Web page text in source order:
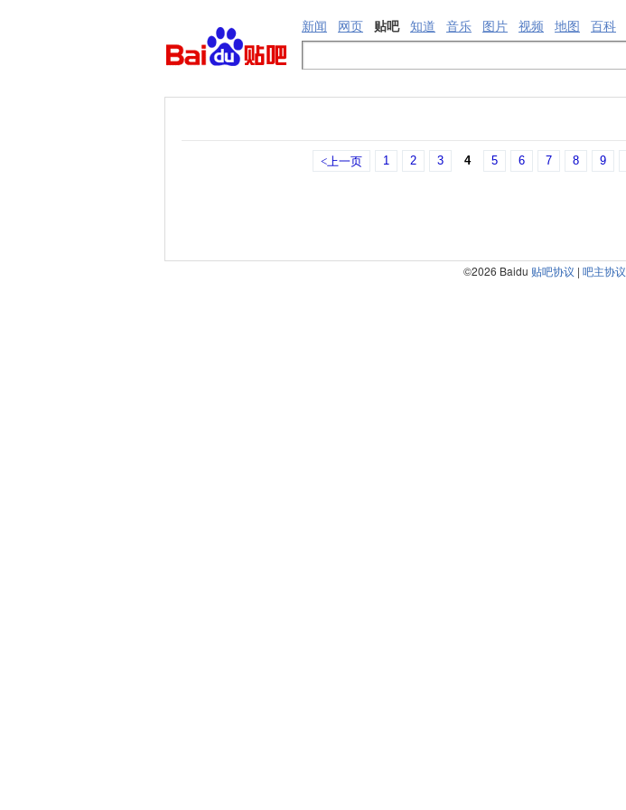
新闻 网页 贴吧 知道 音乐 图片 视频 地图 百科
<上一页 1 2 3 4 5 6 7 8 9
©2026 Baidu 贴吧协议 | 吧主协议